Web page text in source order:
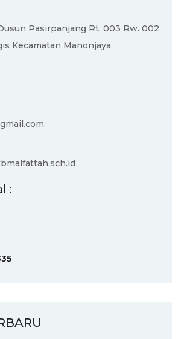
Pasirpanjang Rt. 003 Rw. 002
Kecamatan Manonjaya
: